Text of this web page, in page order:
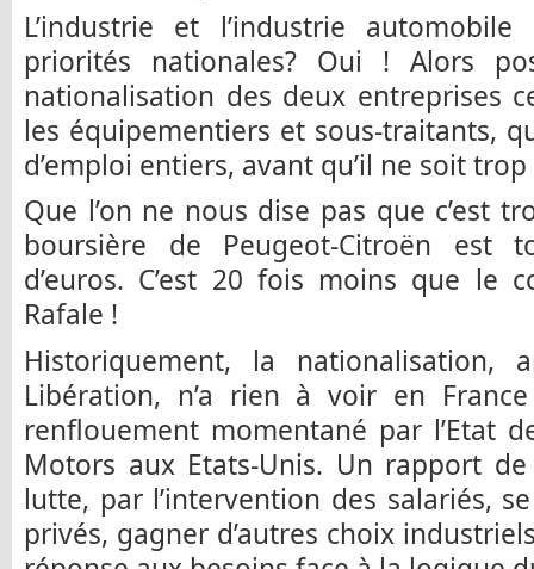
L’industrie et l’industrie
priorités nationales? Oui ! Alors
nationalisation des deux entreprises
les équipementiers et sous-traitants,
d’emploi entiers, avant qu’il ne soit
Que l’on ne nous dise pas que c’est
boursière de Peugeot-Citroën est
d’euros. C’est 20 fois moins que le
Rafale !
Historiquement, la nationalisation,
Libération, n’a rien à voir en
renflouement momentané par l’Etat
Motors aux Etats-Unis. Un rapport
lutte, par l’intervention des salariés,
privés, gagner d’autres choix